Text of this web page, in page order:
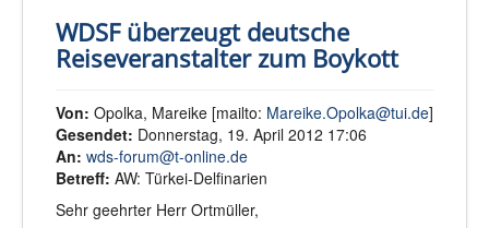
WDSF überzeugt deutsche
Reiseveranstalter zum Boykott
Von: Opolka, Mareike [mailto: Mareike.Opolka@tui.de]
Gesendet: Donnerstag, 19. April 2012 17:06
An: wds-forum@t-online.de
Betreff: AW: Türkei-Delfinarien
Sehr geehrter Herr Ortmüller,